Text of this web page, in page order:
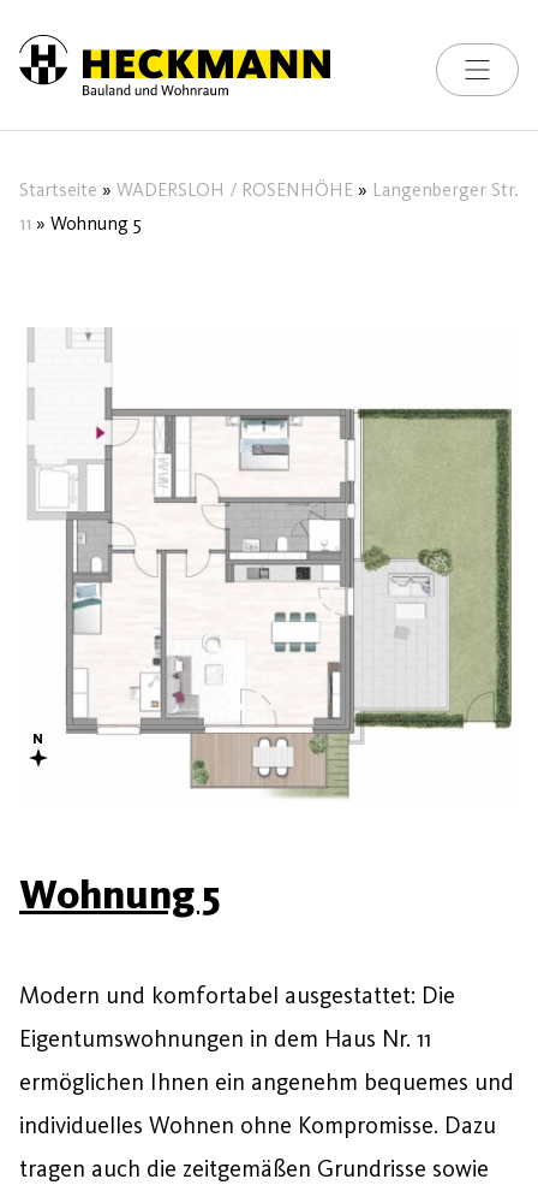
Skip to content
Toggle
Startseite » WADERSLOH / ROSENHÖHE » Langenberger Str.
11 » Wohnung 5
Wohnung 5
Modern und komfortabel ausgestattet: Die
Eigentumswohnungen in dem Haus Nr. 11
ermöglichen Ihnen ein angenehm bequemes und
individuelles Wohnen ohne Kompromisse. Dazu
tragen auch die zeitgemäßen Grundrisse sowie